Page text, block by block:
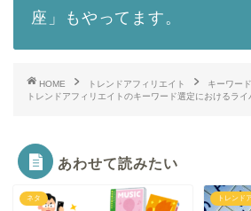
座」もやってます。
HOME トレンドアフィリエイト
キーワード
トレンドアフィリエイトのキーワード選定におけるラ
あわせて読みたい
ネタ トレンド